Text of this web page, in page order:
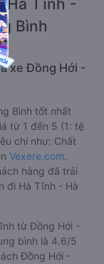
Hà Tĩnh -
Bình
xe Đồng Hới -
Bình tốt nhất
từ 1 đến 5 (1: tệ
chí như: Chất
Vexere.com.
hàng đã trải
đi Hà Tĩnh - Hà
từ Đồng Hới -
bình là 4.6/5
Đồng Hới -